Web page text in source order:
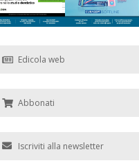
Edicola web
Abbonati
Iscriviti alla newsletter